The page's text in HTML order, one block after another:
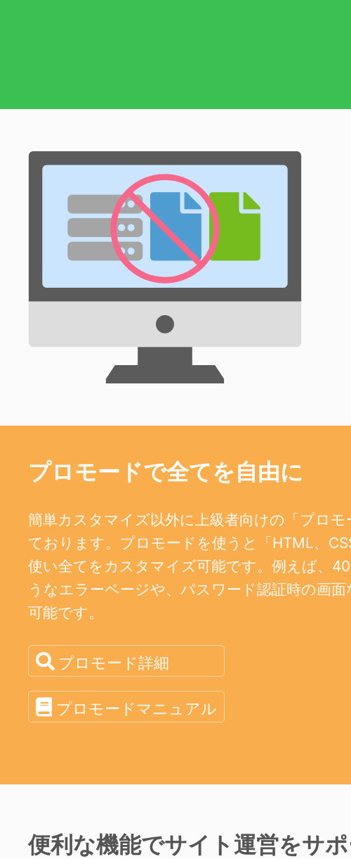
プロモードで全てを自由に
簡単カスタマイズ以外に上級者向けの「プロモ
ております。プロモードを使うと「HTML、
使い全てをカスタマイズ可能です。例えば、
うなエラーページや、パスワード認証時の画
可能です。
プロモード詳細
プロモードマニュアル
便利な機能でサイト運営をサ